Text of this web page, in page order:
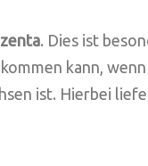
. Dies ist
kann,
ist. Hierbei